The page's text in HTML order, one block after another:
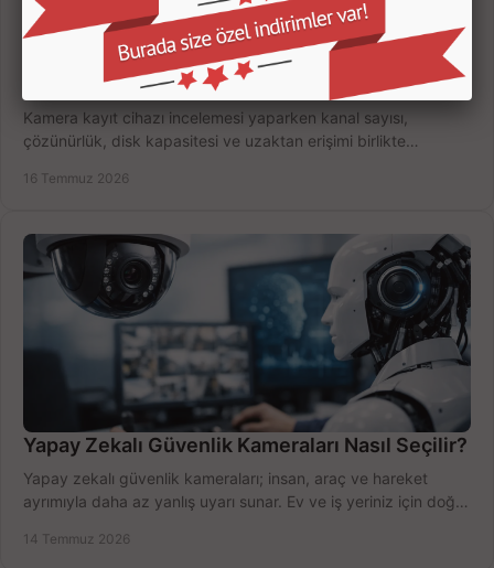
Kamera Kayıt Cihazı İncelemesi Nasıl Yapılır?
Kamera kayıt cihazı incelemesi yaparken kanal sayısı,
çözünürlük, disk kapasitesi ve uzaktan erişimi birlikte
16 Temmuz 2026
Yapay Zekalı Güvenlik Kameraları Nasıl Seçilir?
Yapay zekalı güvenlik kameraları; insan, araç ve hareket
ayrımıyla daha az yanlış uyarı sunar. Ev ve iş yeriniz için doğru
14 Temmuz 2026